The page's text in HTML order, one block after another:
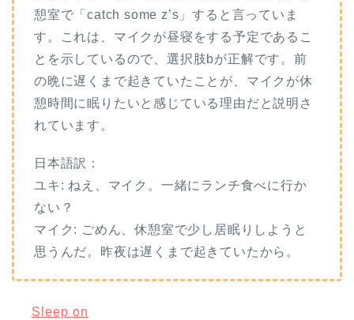
憩室で「catch some z’s」すると言っていま
す。これは、マイクが昼寝をする予定であるこ
とを示しているので、選択肢bが正解です。前
の晩に遅くまで起きていたことが、マイクが休
憩時間に眠りたいと感じている理由だと説明さ
れています。
日本語訳：
ユキ: ねえ、マイク。一緒にランチ食べに行か
ない？
マイク: ごめん、休憩室で少し居眠りしようと
思うんだ。昨夜は遅くまで起きていたから。
Sleep on